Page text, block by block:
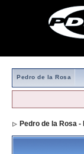
Pedro de la Rosa
Pedro de la Rosa -